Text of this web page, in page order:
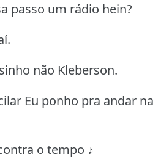
passo um rádio hein?
não Kleberson.
Eu ponho pra andar na
o tempo ♪